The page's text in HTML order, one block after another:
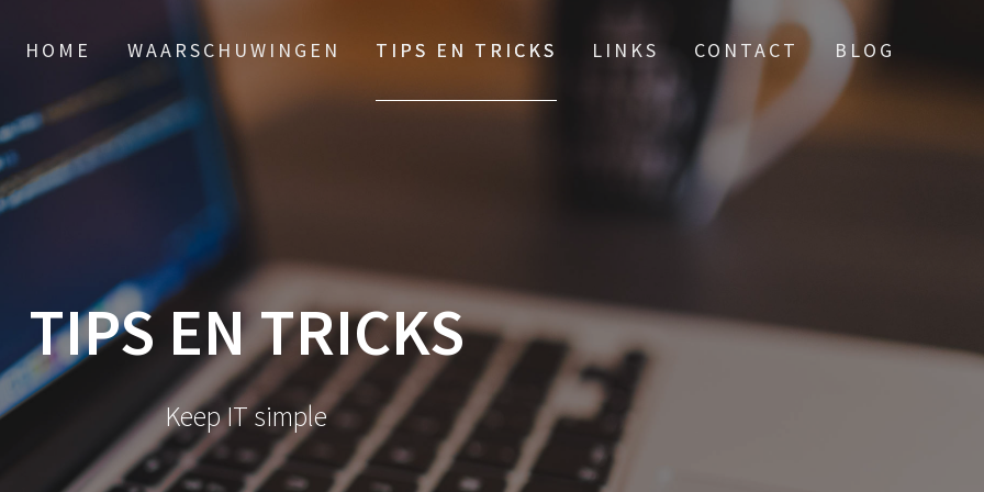
HOME WAARSCHUWINGEN TIPS EN TRICKS LINKS CONTACT BLOG
TIPS EN TRICKS
Keep IT simple